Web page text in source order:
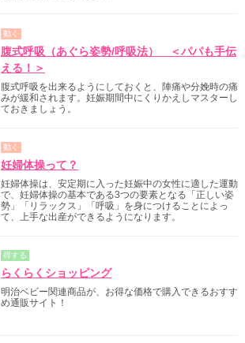
動く
腹式呼吸（あぐら姿勢/呼吸法） ＜パパも手伝
える！＞
腹式呼吸を出来るようにしておくと、陣痛や分娩時の痛
みが緩和されます。妊娠期間中にくりかえしマスターし
ておきましょう。
動く
妊婦体操って？
妊婦体操は、安定期に入った妊娠中の女性に適した運動
で、妊婦体操の基本である3つの要素となる「正しい姿
勢」「リラックス」「呼吸」を身につけることによっ
て、上手な出産ができるようになります。
得する
らくらくショッピング
明治ベビー関連商品が、お得な価格で購入できるおすす
め通販サイト！